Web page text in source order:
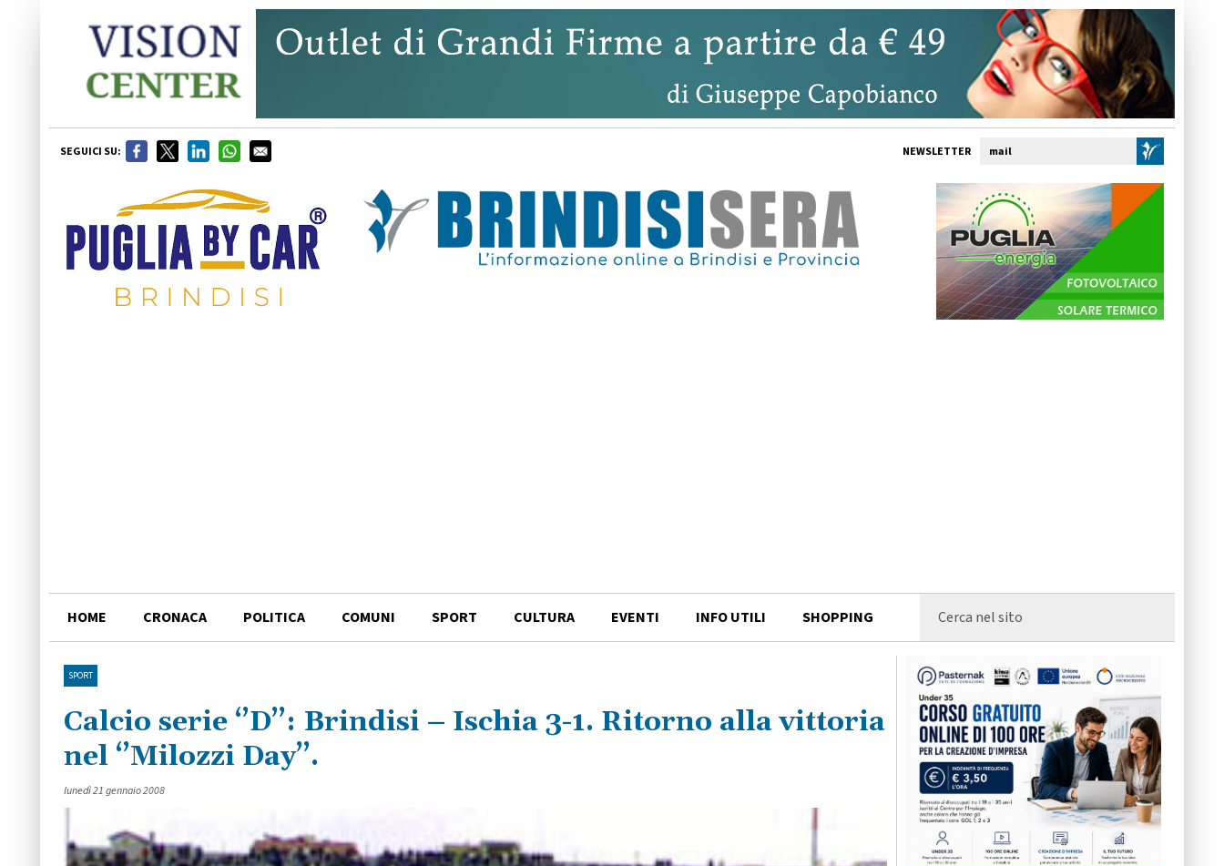
SEGUICI SU: NEWSLETTER
HOME CRONACA POLITICA COMUNI SPORT CULTURA EVENTI INFO UTILI SHOPPING
SPORT
Calcio serie ‘’D’’: Brindisi – Ischia 3-1. Ritorno alla vittoria
nel ‘’Milozzi Day’’.
lunedì 21 gennaio 2008